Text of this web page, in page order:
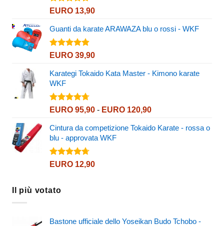
Valutato
EURO13,90
Guanti da karate ARAWAZA blu o rossi - WKF
Valutato
EURO39,90
Karategi Tokaido Kata Master - Kimono karate
WKF
Valutato
EURO95,90 - EURO120,90Fascia
prezzo:
Cintura da competizione Tokaido Karate - rossa o
blu - approvata WKF
Valutato
EURO12,90
Il più votato
Bastone ufficiale dello Yoseikan Budo Tchobo -